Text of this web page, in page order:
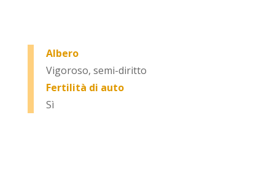
Albero
Vigoroso, semi-diritto
Fertilità di auto
Sì